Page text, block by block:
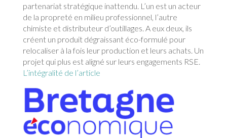
partenariat stratégique inattendu. L’un est un acteur
de la propreté en milieu professionnel, l’autre
chimiste et distributeur d’outillages. A eux deux, ils
créent un produit dégraissant éco-formulé pour
relocaliser à la fois leur production et leurs achats. Un
projet qui plus est aligné sur leurs engagements RSE.
L’intégralité de l’article